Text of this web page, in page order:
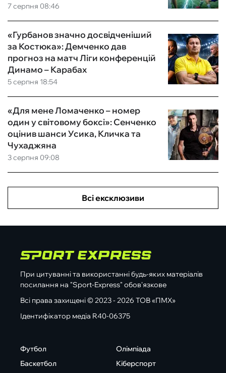
7 серпня 08:46
5 серпня 18:54
«Гурбанов значно досвідченіший
за Костюка»: Демченко дав
прогноз на матч Ліги конференцій
Динамо – Карабах
3 серпня 09:08
«Для мене Ломаченко – номер
один у світовому боксі»: Сенченко
оцінив шанси Усика, Кличка та
Чухаджяна
Всі ексклюзиви
При цитуванні та використанні будь-яких матеріалів
посилання на "Sport-Express" обов'язкове
Всі права захищені © 2023 - 2026 ТОВ «ПМХ»
Ідентифікатор медіа R40-06375
Футбол
Баскетбол
Олімпіада
Кіберспорт